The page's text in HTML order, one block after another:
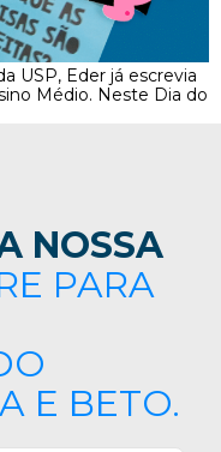
USP, Eder já escrevia
Médio. Neste Dia do
NOSSA
PARA
E BETO.